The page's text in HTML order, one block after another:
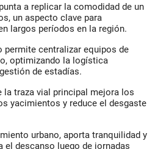
a replicar la comodidad de un
un aspecto clave para
largos períodos en la región.
permite centralizar equipos de
optimizando la logística
de estadías.
la traza vial principal mejora los
yacimientos y reduce el desgaste
urbano, aporta tranquilidad y
el descanso luego de jornadas